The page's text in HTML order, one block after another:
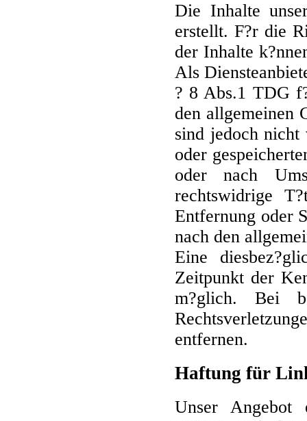
Die Inhalte
erstellt. F?r die
der Inhalte
Als
? 8 Abs.1 TDG
den allgemeinen
sind jedoch
oder
oder nach
rechtswidrige
Entfernung oder
nach den
Eine
Zeitpunkt der
m?glich. Bei
entfernen.
Haftung für
Unser Angebot